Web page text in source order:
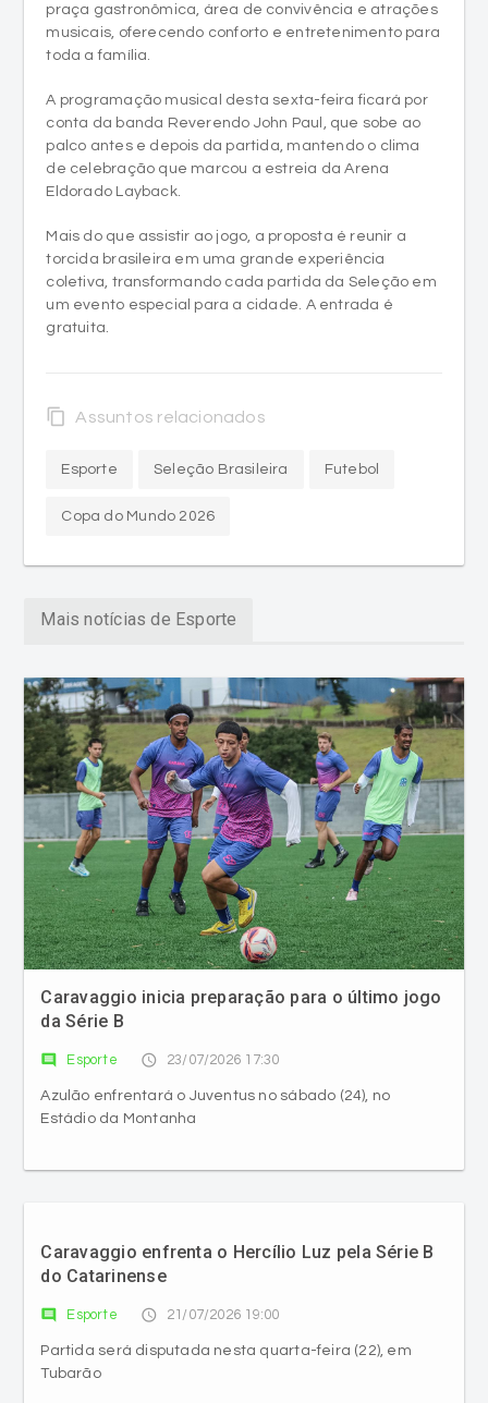
praça gastronômica, área de convivência e atrações
musicais, oferecendo conforto e entretenimento para
toda a família.
A programação musical desta sexta-feira ficará por
conta da banda Reverendo John Paul, que sobe ao
palco antes e depois da partida, mantendo o clima
de celebração que marcou a estreia da Arena
Eldorado Layback.
Mais do que assistir ao jogo, a proposta é reunir a
torcida brasileira em uma grande experiência
coletiva, transformando cada partida da Seleção em
um evento especial para a cidade. A entrada é
gratuita.
content_copy Assuntos relacionados
Esporte Seleção Brasileira Futebol
Copa do Mundo 2026
Mais notícias de Esporte
Caravaggio inicia preparação para o último jogo
da Série B
comment Esporte access_time 23/07/2026 17:30
Azulão enfrentará o Juventus no sábado (24), no
Estádio da Montanha
Caravaggio enfrenta o Hercílio Luz pela Série B
do Catarinense
comment Esporte access_time 21/07/2026 19:00
Partida será disputada nesta quarta-feira (22), em
Tubarão